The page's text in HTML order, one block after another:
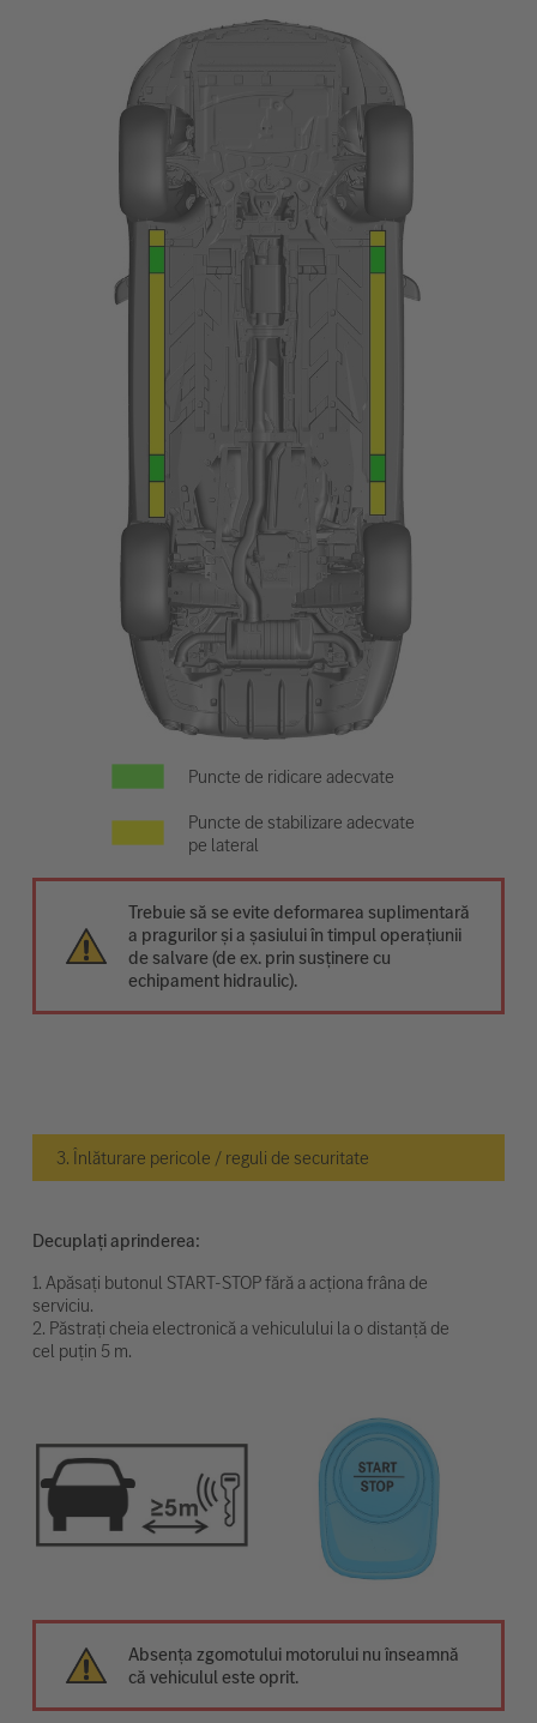
Puncte de ridicare adecvate
Puncte de stabilizare adecvate
pe lateral
Trebuie să se evite deformarea suplimentară
a pragurilor și a șasiului în timpul operațiunii
de salvare (de ex. prin susținere cu
echipament hidraulic).
3. Înlăturare pericole / reguli de securitate
Decuplați aprinderea:
1. Apăsați butonul START-STOP fără a acționa frâna de
serviciu.
2. Păstrați cheia electronică a vehiculului la o distanță de
cel puțin 5 m.
Absența zgomotului motorului nu înseamnă
că vehiculul este oprit.